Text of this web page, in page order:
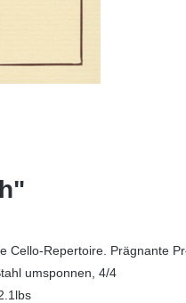
Repertoire. Prägnante
umsponnen, 4/4